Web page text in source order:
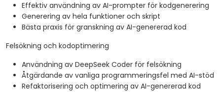
Effektiv användning av AI-prompter för kodgenerering
Generering av hela funktioner och skript
Bästa praxis för granskning av AI-genererad kod
Felsökning och kodoptimering
Användning av DeepSeek Coder för felsökning
Åtgärdande av vanliga programmeringsfel med AI-stöd
Refaktorisering och optimering av AI-genererad kod